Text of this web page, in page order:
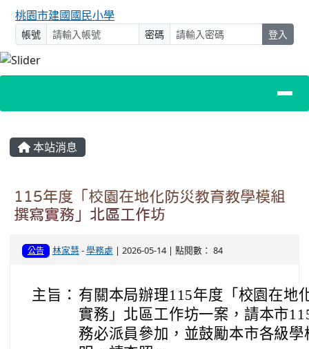
桃園市建國國民小學
帳號 密碼 登入
主內容區域
本站消息
115年度「校園在地化防災教育教學模組
撰寫實務」北區工作坊
公告 林家慧 -學務處 | 2026-05-14 | 點閱數： 84
主旨： 有關本局辦理115年度「校園在地
實務」北區工作坊一案，請本市
務必派員參加，並鼓勵本市各級